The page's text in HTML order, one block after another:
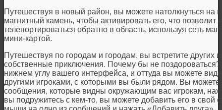
Путешествуя в новый район, вы можете натолкнуться на
магнитный камень, чтобы активировать его, что позволит
телепортироваться обратно в область, используя сеть
мини-картой.
Путешествуя по городам и городам, вы встретите других
собственные приключения. Почему бы не
нижнем углу вашего интерфейса, и оттуда вы можете
другими игроками, с которыми вы были рядом. Вы можете
сообщения, которые видны окружающим вас игрокам,
вы подружитесь с кем-то, вы можете добавить его в свой